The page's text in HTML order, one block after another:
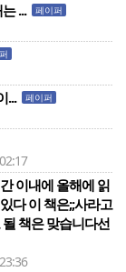
... 페이퍼
... 페이퍼
이내에 올해에 읽
다 이 책은;;사라고
책은 맞습니다선